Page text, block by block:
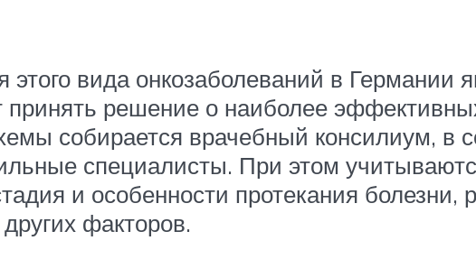
вида онкозаболеваний в Германии
принять решение о наиболее
собирается врачебный консилиум, в
специалисты. При этом
и особенности протекания болезни,
факторов.